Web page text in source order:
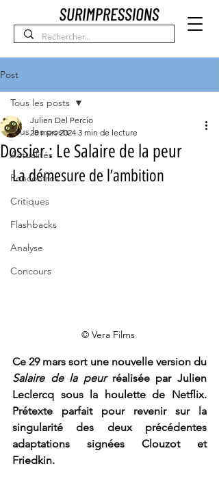
Post
Tous les posts
Actualités
Rencontres
Critiques
Flashbacks
Analyse
Concours
Tous les posts
Dossier : Le Salaire de la peur
Julien Del Percio
28 mars 2024 3 min de lecture
La démesure de l’ambition
© Vera Films
Salaire de la peur réalisée par Julien
Leclercq sous la houlette de Netflix.
Prétexte parfait pour revenir sur la
singularité des deux précédentes
adaptations signées Clouzot et
Friedkin.